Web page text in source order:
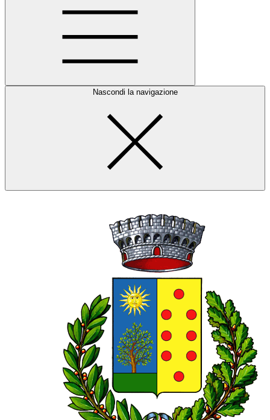
Nascondi la navigazione